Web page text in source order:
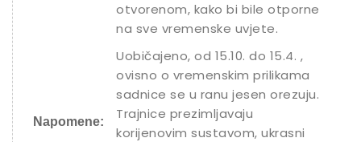
Napomene:
otvorenom, kako bi bile otporne
na sve vremenske uvjete.
Uobičajeno, od 15.10. do 15.4. ,
ovisno o vremenskim prilikama
sadnice se u ranu jesen orezuju.
Trajnice prezimljavaju
korijenovim sustavom, ukrasni